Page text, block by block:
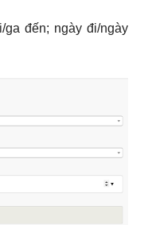
đến; ngày đi/ngày